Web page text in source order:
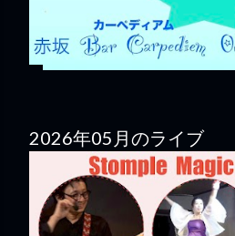
2026年05月のライブ